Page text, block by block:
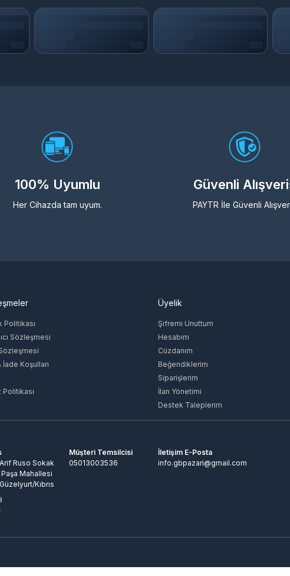
100% Uyumlu
Her Cihazda tam uyum.
Güvenli
PAYTR İle Güvenli
Politikası
Sözleşmesi
İade Koşulları
Politikası
Üyelik
Şifremi Unuttum
Hesabım
Cüzdanım
Beğendiklerim
Siparişlerim
İlan Yönetimi
Destek Taleplerim
Ruso Sokak
Mahallesi
Kıbrıs
Müşteri Temsilcisi
05013003536
İletişim E-Posta
info.gbpazari@gmail.com